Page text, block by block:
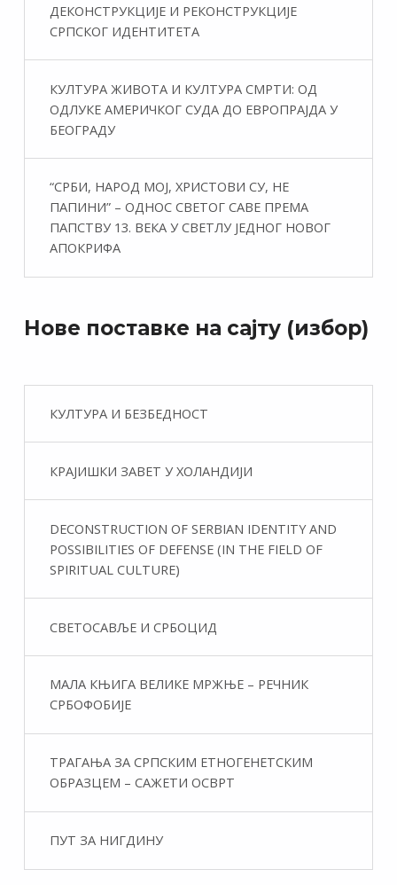
ДЕКОНСТРУКЦИЈЕ И РЕКОНСТРУКЦИЈЕ
СРПСКОГ ИДЕНТИТЕТА
КУЛТУРА ЖИВОТА И КУЛТУРА СМРТИ: ОД
ОДЛУКЕ АМЕРИЧКОГ СУДА ДО ЕВРОПРАЈДА У
БЕОГРАДУ
“СРБИ, НАРОД МОЈ, ХРИСТОВИ СУ, НЕ
ПАПИНИ” – ОДНОС СВЕТОГ САВЕ ПРЕМА
ПАПСТВУ 13. ВЕКА У СВЕТЛУ ЈЕДНОГ НОВОГ
АПОКРИФА
Нове поставке на сајту (избор)
КУЛТУРА И БЕЗБЕДНОСТ
КРАЈИШКИ ЗАВЕТ У ХОЛАНДИЈИ
DECONSTRUCTION OF SERBIAN IDENTITY AND
POSSIBILITIES OF DEFENSE (IN THE FIELD OF
SPIRITUAL CULTURE)
СВЕТОСАВЉЕ И СРБОЦИД
МАЛА КЊИГА ВЕЛИКЕ МРЖЊЕ – РЕЧНИК
СРБОФОБИЈЕ
ТРАГАЊА ЗА СРПСКИМ ЕТНОГЕНЕТСКИМ
ОБРАЗЦЕМ – САЖЕТИ ОСВРТ
ПУТ ЗА НИГДИНУ